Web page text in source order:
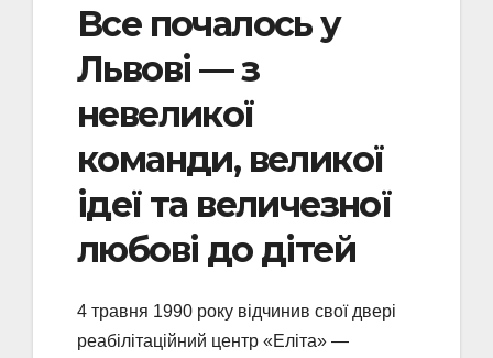
Все почалось у
Львові — з
невеликої
команди, великої
ідеї та величезної
любові до дітей
4 травня 1990 року відчинив свої двері
реабілітаційний центр «Еліта» —